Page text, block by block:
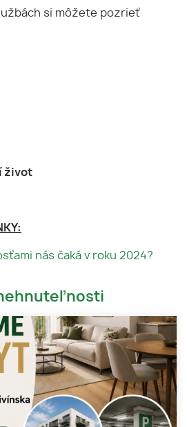
si môžete pozrieť
život
nás čaká v roku 2024?